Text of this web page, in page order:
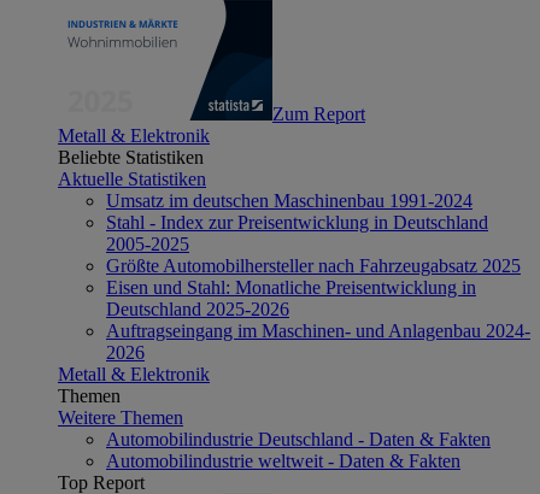
Zum Report
Metall & Elektronik
Beliebte Statistiken
Aktuelle Statistiken
Umsatz im deutschen Maschinenbau 1991-2024
Stahl - Index zur Preisentwicklung in Deutschland
2005-2025
Größte Automobilhersteller nach Fahrzeugabsatz 2025
Eisen und Stahl: Monatliche Preisentwicklung in
Deutschland 2025-2026
Auftragseingang im Maschinen- und Anlagenbau 2024-
2026
Metall & Elektronik
Themen
Weitere Themen
Automobilindustrie Deutschland - Daten & Fakten
Automobilindustrie weltweit - Daten & Fakten
Top Report